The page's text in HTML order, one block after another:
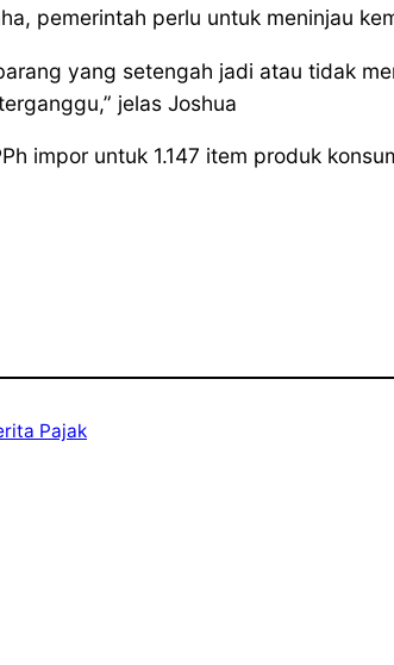
pemerintah perlu untuk meninjau
yang setengah jadi atau tidak
jelas Joshua
impor untuk 1.147 item produk
Pajak